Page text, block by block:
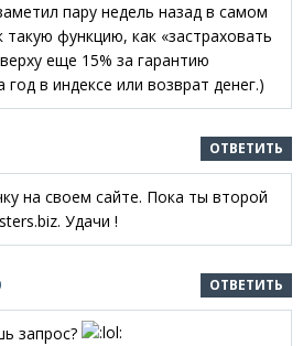
пару недель назад в самом
функцию, как «застраховать
еще 15% за гарантию
в индексе или возврат денег.)
ОТВЕТИТЬ
на своем сайте. Пока ты второй
Удачи !
ОТВЕТИТЬ
запрос?